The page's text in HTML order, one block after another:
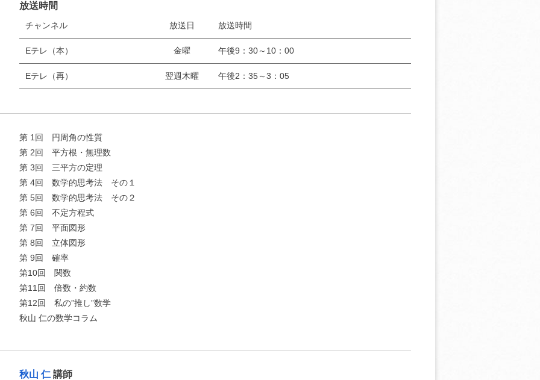
放送時間
チャンネル 放送日 放送時間
Eテレ（本） 金曜 午後9：30～10：00
Eテレ（再） 翌週木曜 午後2：35～3：05
第 1回 円周角の性質
第 2回 平方根・無理数
第 3回 三平方の定理
第 4回 数学的思考法 その１
第 5回 数学的思考法 その２
第 6回 不定方程式
第 7回 平面図形
第 8回 立体図形
第 9回 確率
第10回 関数
第11回 倍数・約数
第12回 私の”推し”数学
秋山 仁の数学コラム
秋山 仁講師